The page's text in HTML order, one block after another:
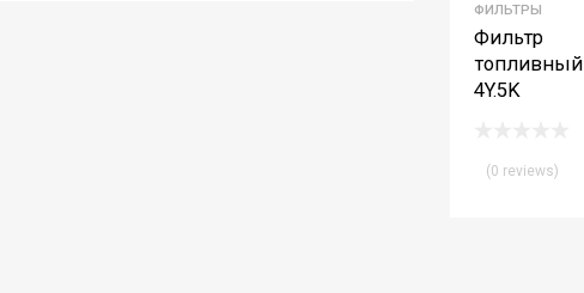
ФИЛЬТРЫ
Фильтр
топливный
4Y.5K
(0 reviews)